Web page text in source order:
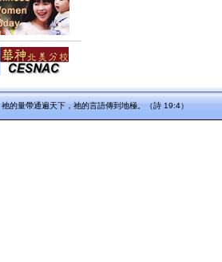
祂的量帶通遍天下，祂的言語傳到地極。（詩 19:4）